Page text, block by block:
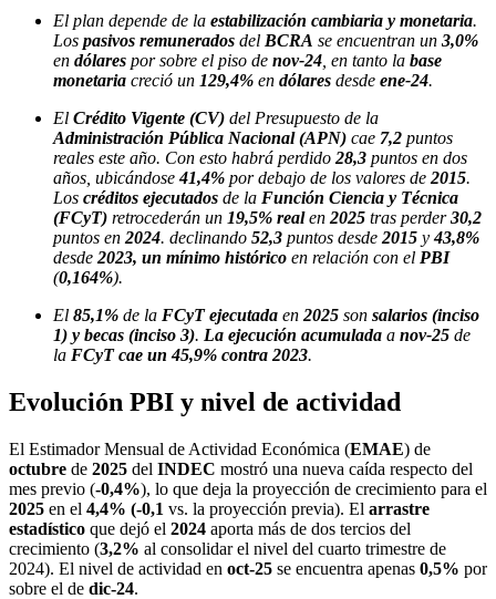
El plan depende de la estabilización cambiaria y monetaria.
Los pasivos remunerados del BCRA se encuentran un 3,0%
en dólares por sobre el piso de nov-24 , en tanto la base
monetaria creció un 129,4% en dólares desde ene-24.
El Crédito Vigente (CV) del Presupuesto de la
Administración Pública Nacional (APN) cae 7,2 puntos
reales este año. Con esto habrá perdido 28,3 puntos en dos
años, ubicándose41,4% por debajo de los valores de 2015.
Los créditos ejecutados de la Función Ciencia y Técnica
(FCyT) retrocederán un 19,5% realen 2025 tras perder30,2
puntos en 2024. declinando 52,3 puntos desde 2015 y43,8%
desde 2023, un mínimo histórico en relación con el PBI
(0,164%).
El 85,1% de la FCyT ejecutada en 2025 son salarios (inciso
1) y becas (inciso 3). La ejecución acumulada a nov-25 de
la FCyT cae un 45,9% contra 2023.
Evolución PBI y nivel de actividad
El Estimador Mensual de Actividad Económica (EMAE) de
octubre de 2025 del INDEC mostró una nueva caída respecto del
mes previo (-0,4%), lo que deja la proyección de crecimiento para el
2025 en el 4,4% (-0,1 vs. la proyección previa). El arrastre
estadístico que dejó el 2024 aporta más de dos tercios del
crecimiento (3,2% al consolidar el nivel del cuarto trimestre de
2024). El nivel de actividad en oct-25 se encuentra apenas 0,5% por
sobre el de dic-24.